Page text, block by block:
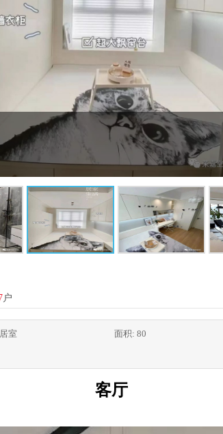
户
室 面积: 80
客厅